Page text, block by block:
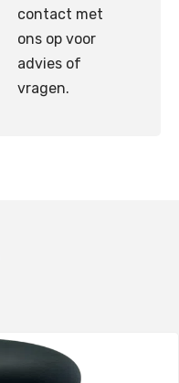
contact met
ons op voor
advies of
vragen.